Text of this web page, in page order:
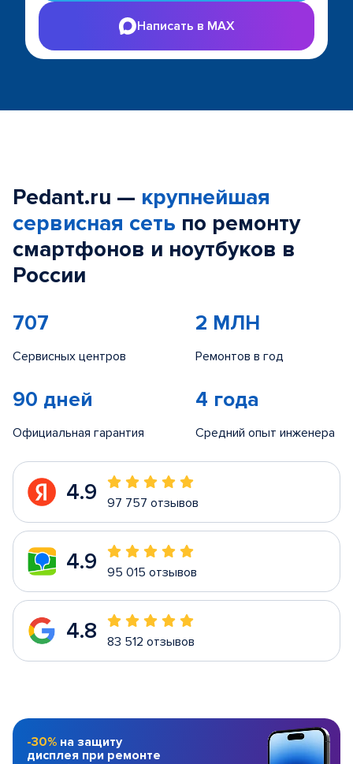
Написать в MAX
Pedant.ru — крупнейшая
сервисная сеть по ремонту
смартфонов и ноутбуков в
России
707
Сервисных центров
2 МЛН
Ремонтов в год
90 дней
Официальная гарантия
4 года
Средний опыт инженера
4.9 97 757 отзывов
4.9 95 015 отзывов
4.8 83 512 отзывов
-30% на защиту
дисплея при ремонте